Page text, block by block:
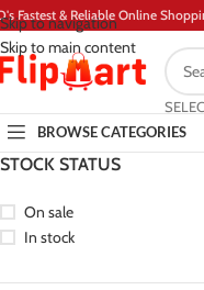
Skip to navigation
Skip to main content
Fastest & Reliable Online
BROWSE CATEGORIES
STOCK STATUS
On sale
In stock